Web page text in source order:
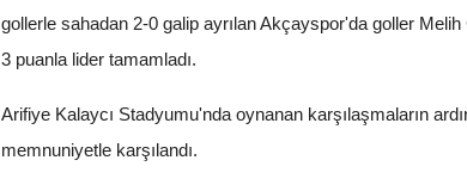
gollerle sahadan 2-0 galip ayrılan Akçayspor'da goller
3 puanla lider tamamladı.
Arifiye Kalaycı Stadyumu'nda oynanan karşılaşmaların
memnuniyetle karşılandı.